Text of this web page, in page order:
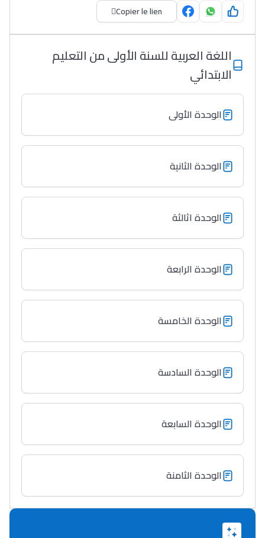
Lycée Maroc
التعليم الثانوي التأهيلي
التعليم الثانوي الإعدادي
+ de 78 Sujets
Interviews/Vidéos
دليل المهن
ما يزيد عن 149 مهنة
دليل التوجيه
التوجيه بالثانوي و الإعدادي
Copier le lien
اللغة العربية للسنة الأولى من التعليم
الابتدائي
الوحدة الأولى
الوحدة الثانية
الوحدة اثالثة
الوحدة الرابعة
الوحدة الخامسة
الوحدة السادسة
الوحدة السابعة
الوحدة الثامنة